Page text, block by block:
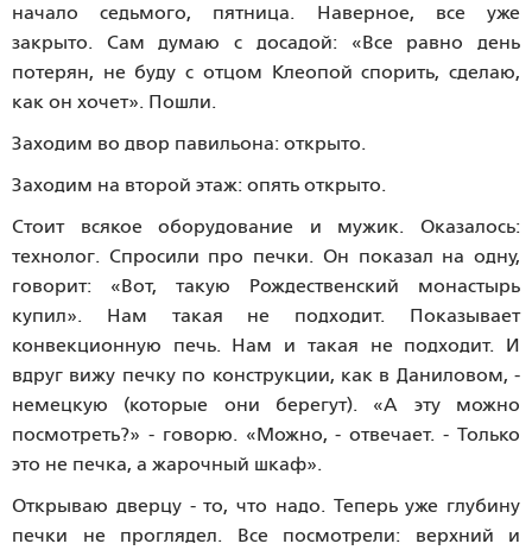
начало седьмого, пятница. Наверное, все уже
закрыто. Сам думаю с досадой: «Все равно день
потерян, не буду с отцом Клеопой спорить, сделаю,
как он хочет». Пошли.
Заходим во двор павильона: открыто.
Заходим на второй этаж: опять открыто.
Стоит всякое оборудование и мужик. Оказалось:
технолог. Спросили про печки. Он показал на одну,
говорит: «Вот, такую Рождественский монастырь
купил». Нам такая не подходит. Показывает
конвекционную печь. Нам и такая не подходит. И
вдруг вижу печку по конструкции, как в Даниловом, -
немецкую (которые они берегут). «А эту можно
посмотреть?» - говорю. «Можно, - отвечает. - Только
это не печка, а жарочный шкаф».
Открываю дверцу - то, что надо. Теперь уже глубину
печки не проглядел. Все посмотрели: верхний и